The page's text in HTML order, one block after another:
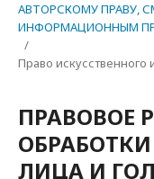
АВТОРСКОМУ ПРАВУ,
ИНФОРМАЦИОННЫМ
/
Право искусственного
ПРАВОВОЕ
ЛИЦА И